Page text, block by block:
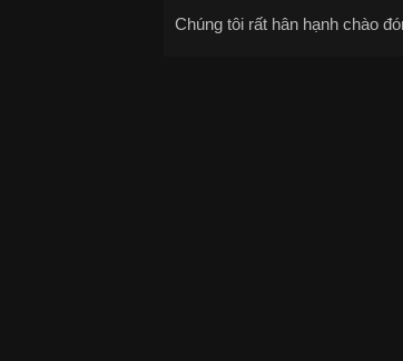
Chúng tôi rất hân hạnh chào